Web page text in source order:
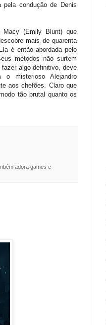
condução de Denis
(Emily Blunt) que
mais de quarenta
é então abordada pelo
métodos não surtem
algo definitivo, deve
o misterioso Alejandro
aos chefões. Claro que
tão brutal quanto os
adora games e